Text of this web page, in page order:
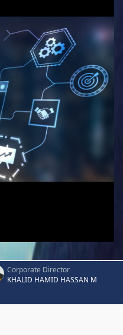
Corporate Director
KHALID HAMID HASSAN M